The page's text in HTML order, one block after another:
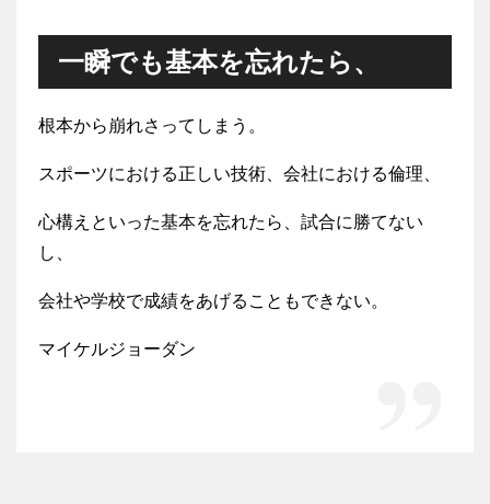
一瞬でも基本を忘れたら、
根本から崩れさってしまう。
スポーツにおける正しい技術、会社における倫理、
心構えといった基本を忘れたら、試合に勝てない
し、
会社や学校で成績をあげることもできない。
マイケルジョーダン